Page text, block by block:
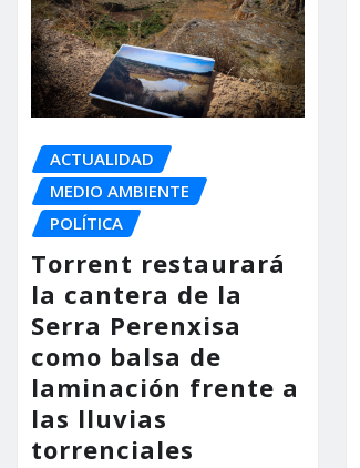
ACTUALIDAD
MEDIO AMBIENTE
POLÍTICA
Torrent restaurará
la cantera de la
Serra Perenxisa
como balsa de
laminación frente a
las lluvias
torrenciales